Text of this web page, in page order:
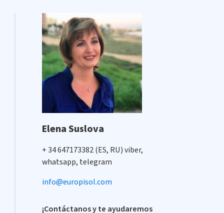
Elena Suslova
+ 34 647173382 (ES, RU) viber,
whatsapp, telegram
info@europisol.com
¡Contáctanos y te ayudaremos